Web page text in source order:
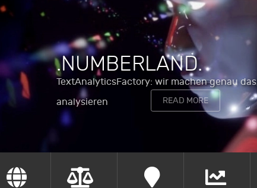
.NUMBERLAND.
TextAnalyticsFactory: wir machen genau
analysieren
READ MORE
.locate. .change. .identify.